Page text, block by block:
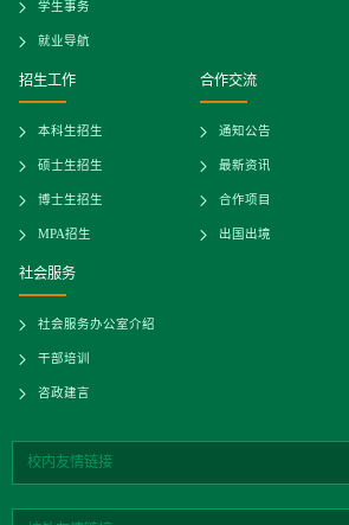
学生事务
就业导航
招生工作
本科生招生
硕士生招生
博士生招生
MPA招生
合作交流
通知公告
最新资讯
合作项目
出国出境
社会服务
社会服务办公室介绍
干部培训
咨政建言
校内友情链接